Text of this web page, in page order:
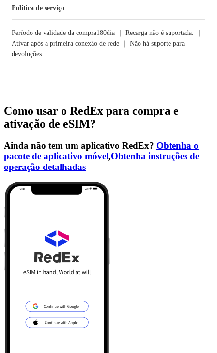
Política de serviço
Período de validade da compra180dia ｜ Recarga não é suportada. ｜
Ativar após a primeira conexão de rede ｜ Não há suporte para
devoluções.
Como usar o RedEx para compra e
ativação de eSIM?
Ainda não tem um aplicativo RedEx? Obtenha o
pacote de aplicativo móvel,Obtenha instruções de
operação detalhadas